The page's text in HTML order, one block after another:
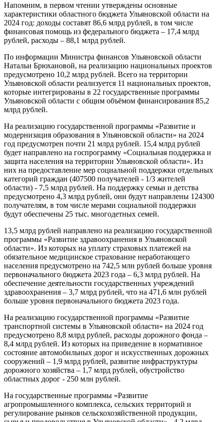
Напомним, в первом чтении утверждены основные
характеристики областного бюджета Ульяновской области на
2024 год: доходы составят 86,6 млрд рублей, в том числе
финансовая помощь из федерального бюджета – 17,4 млрд
рублей, расходы – 88,1 млрд рублей.
По информации Министра финансов Ульяновской области
Натальи Брюхановой, на реализацию национальных проектов
предусмотрено 10,2 млрд рублей. Всего на территории
Ульяновской области реализуется 11 национальных проектов,
которые интегрированы в 22 государственные программы
Ульяновской области с общим объёмом финансирования 85,2
млрд рублей.
На реализацию государственной программы «Развитие и
модернизация образования в Ульяновской области» на 2024
год предусмотрен почти 21 млрд рублей. 15,4 млрд рублей
будет направлено на госпрограмму «Социальная поддержка и
защита населения на территории Ульяновской области». Из
них на предоставление мер социальной поддержки отдельных
категорий граждан (407500 получателей - 1/3 жителей
области) - 7,5 млрд рублей. На поддержку семьи и детства
предусмотрено 4,3 млрд рублей, они будут направлены 124300
получателям, в том числе мерами социальной поддержки
будут обеспечены 25 тыс. многодетных семей.
13,5 млрд рублей направлено на реализацию государственной
программы «Развитие здравоохранения в Ульяновской
области». Из которых на уплату страховых платежей на
обязательное медицинское страхование неработающего
населения предусмотрено на 742,5 млн рублей больше уровня
первоначального бюджета 2023 года – 6,3 млрд рублей. На
обеспечение деятельности государственных учреждений
здравоохранения – 3,7 млрд рублей, что на 471,6 млн рублей
больше уровня первоначального бюджета 2023 года.
На реализацию государственной программы «Развитие
транспортной системы в Ульяновской области» на 2024 год
предусмотрено 8,8 млрд рублей, расходы дорожного фонда –
8,4 млрд рублей. Из которых на приведение в нормативное
состояние автомобильных дорог и искусственных дорожных
сооружений – 1,9 млрд рублей, развитие инфраструктуры
дорожного хозяйства – 1,7 млрд рублей, обустройство
областных дорог - 250 млн рублей.
На государственные программы «Развитие
агропромышленного комплекса, сельских территорий и
регулирование рынков сельскохозяйственной продукции,